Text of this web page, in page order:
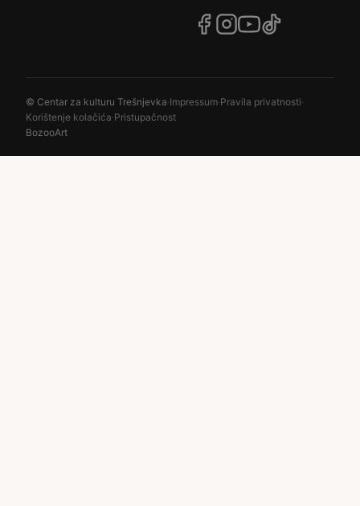
© Centar za kulturu Trešnjevka·Impressum·Pravila privatnosti·
Korištenje kolačića·Pristupačnost
BozooArt